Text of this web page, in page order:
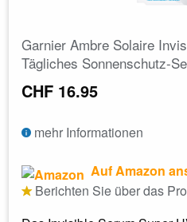
Garnier Ambre Solaire
Tägliches Sonnenschutz-
CHF 16.95
mehr Informationen
Auf Amazon
Berichten Sie über das